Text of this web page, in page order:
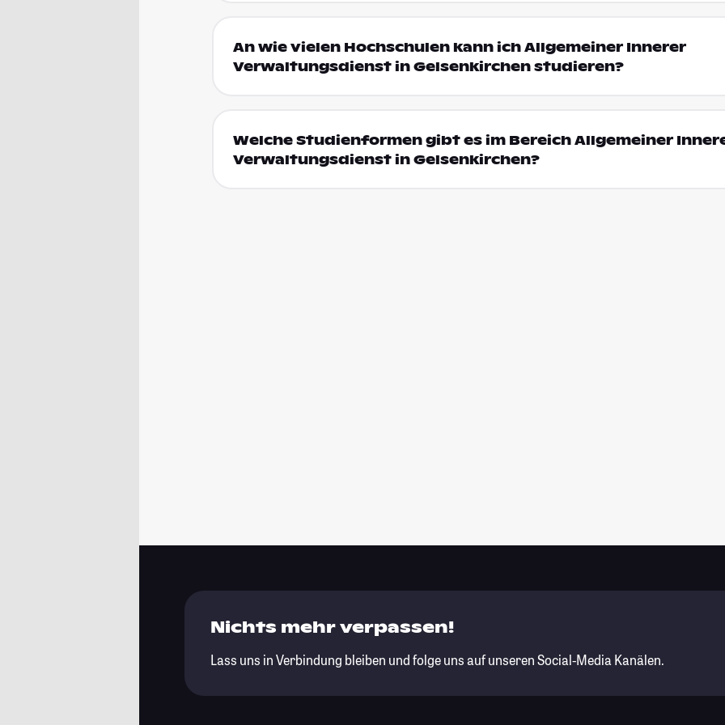
An wie vielen Hochschulen kann ich Allgemeiner Innerer
Verwaltungsdienst in Gelsenkirchen studieren?
Welche Studienformen gibt es im Bereich Allgemeiner
Verwaltungsdienst in Gelsenkirchen?
Nichts mehr verpassen!
Lass uns in Verbindung bleiben und folge uns auf unseren Social-Media Kanälen.